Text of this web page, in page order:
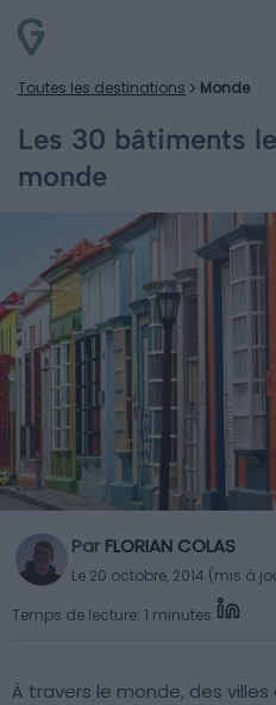
Toutes les destinations Monde
Les 30 bâtiments
monde
Par FLORIAN COLAS
Le 20 octobre, 2014 (mis à
Temps de lecture: 1 minutes
À travers le monde, des